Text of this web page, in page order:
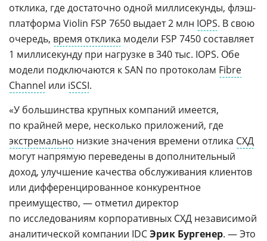
отклика, где достаточно одной миллисекунды, флэш-
платформа Violin FSP 7650 выдает 2 млн IOPS. В свою
очередь, время отклика модели FSP 7450 составляет
1 миллисекунду при нагрузке в 340 тыс. IOPS. Обе
модели подключаются к SAN по протоколам Fibre
Channel или iSCSI.
«У большинства крупных компаний имеется,
по крайней мере, несколько приложений, где
экстремально низкие значения времени отлика СХД
могут напрямую переведены в дополнительный
доход, улучшение качества обслуживания клиентов
или дифференцированное конкурентное
преимущество, — отметил директор
по исследованиям корпоративных СХД независимой
аналитической компании IDCЭрик Бургенер. — Это